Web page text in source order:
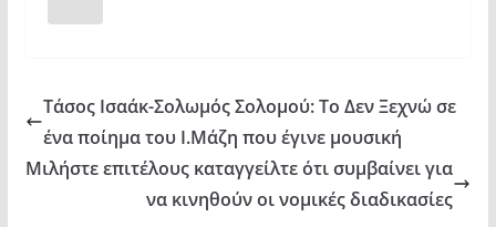
Τάσος Ισαάκ-Σολωμός Σολομού: Το Δεν Ξεχνώ σε
ένα ποίημα του Ι.Μάζη που έγινε μουσική
Μιλήστε επιτέλους καταγγείλτε ότι συμβαίνει για
να κινηθούν οι νομικές διαδικασίες